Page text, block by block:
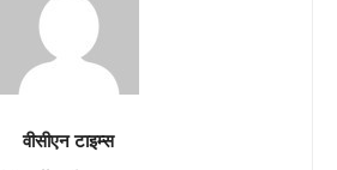
वीसीएन टाइम्स